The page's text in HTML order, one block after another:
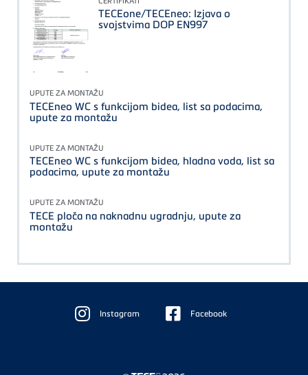
TECEone/TECEneo: Izjava o
svojstvima DOP EN997
UPUTE ZA MONTAŽU
TECEneo WC s funkcijom bidea, list sa podacima,
upute za montažu
UPUTE ZA MONTAŽU
TECEneo WC s funkcijom bidea, hladna voda, list sa
podacima, upute za montažu
UPUTE ZA MONTAŽU
TECE ploča na naknadnu ugradnju, upute za
montažu
Instagram Facebook